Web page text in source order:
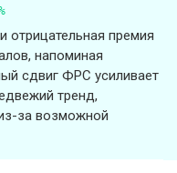
отрицательная премия
напоминая
сдвиг ФРС усиливает
тренд,
за возможной